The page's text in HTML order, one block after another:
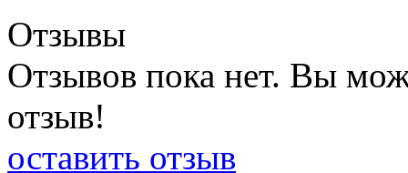
Отзывы
Отзывов пока нет. Вы
отзыв!
оставить отзыв